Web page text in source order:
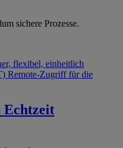
sichere Prozesse.
flexibel, einheitlich
Remote-Zugriff für die
Echtzeit